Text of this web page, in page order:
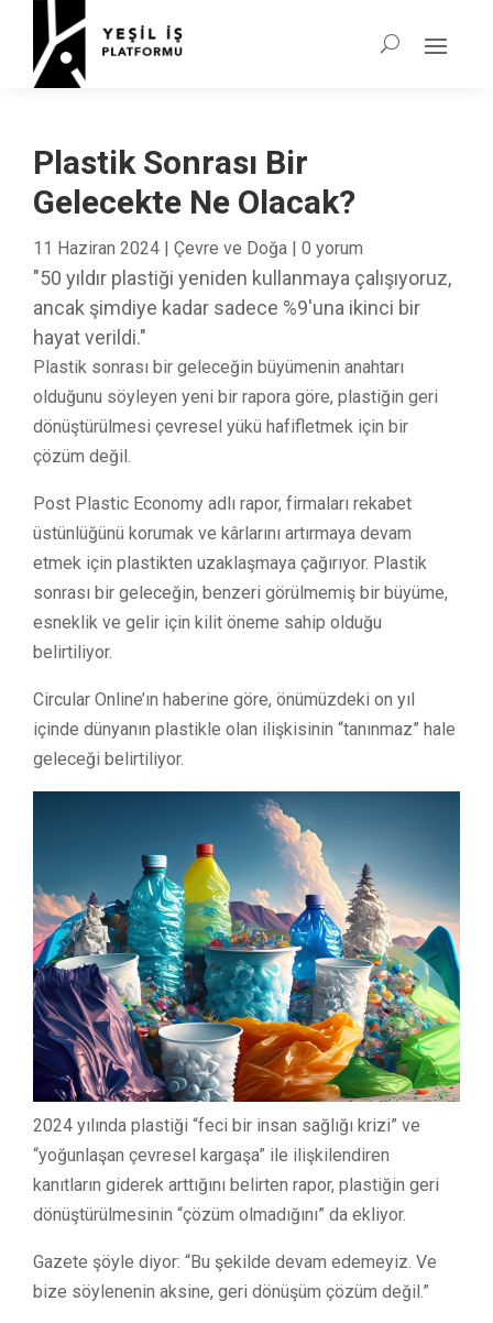
Plastik Sonrası Bir
Gelecekte Ne Olacak?
11 Haziran 2024 | Çevre ve Doğa | 0 yorum
"50 yıldır plastiği yeniden kullanmaya çalışıyoruz,
ancak şimdiye kadar sadece %9'una ikinci bir
hayat verildi."
Plastik sonrası bir geleceğin büyümenin anahtarı
olduğunu söyleyen yeni bir rapora göre, plastiğin geri
dönüştürülmesi çevresel yükü hafifletmek için bir
çözüm değil.
Post Plastic Economy adlı rapor, firmaları rekabet
üstünlüğünü korumak ve kârlarını artırmaya devam
etmek için plastikten uzaklaşmaya çağırıyor. Plastik
sonrası bir geleceğin, benzeri görülmemiş bir büyüme,
esneklik ve gelir için kilit öneme sahip olduğu
belirtiliyor.
Circular Online’ın haberine göre, önümüzdeki on yıl
içinde dünyanın plastikle olan ilişkisinin “tanınmaz” hale
geleceği belirtiliyor.
2024 yılında plastiği “feci bir insan sağlığı krizi” ve
“yoğunlaşan çevresel kargaşa” ile ilişkilendiren
kanıtların giderek arttığını belirten rapor, plastiğin geri
dönüştürülmesinin “çözüm olmadığını” da ekliyor.
Gazete şöyle diyor: “Bu şekilde devam edemeyiz. Ve
bize söylenenin aksine, geri dönüşüm çözüm değil.”